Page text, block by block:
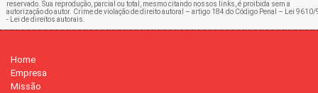
reservado. Sua reprodução, parcial ou total, mesmo citando nossos links, é proibida sem a
autorização do autor. Crime de violação de direito autoral – artigo 184 do Código Penal – Lei 9610/
- Lei de direitos autorais.
Home
Empresa
Missão